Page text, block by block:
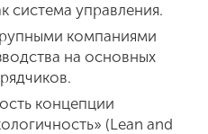
система управления.
компаниями
на основных
концепции
(Lean and